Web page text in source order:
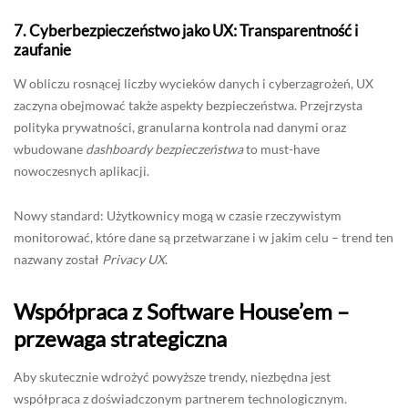
7.Cyberbezpieczeństwo jako UX: Transparentność i
zaufanie
W obliczu rosnącej liczby wycieków danych i cyberzagrożeń, UX
zaczyna obejmować także aspekty bezpieczeństwa. Przejrzysta
polityka prywatności, granularna kontrola nad danymi oraz
wbudowane dashboardy bezpieczeństwato must-have
nowoczesnych aplikacji.
Nowy standard: Użytkownicy mogą w czasie rzeczywistym
monitorować, które dane są przetwarzane i w jakim celu – trend ten
nazwany został Privacy UX.
Współpraca z Software House’em –
przewaga strategiczna
Aby skutecznie wdrożyć powyższe trendy, niezbędna jest
współpraca z doświadczonym partnerem technologicznym.